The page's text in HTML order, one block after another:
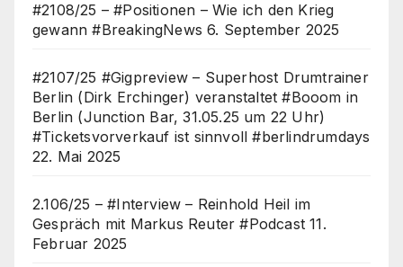
#2108/25 – #Positionen – Wie ich den Krieg
gewann #BreakingNews 6. September 2025
#2107/25 #Gigpreview – Superhost Drumtrainer
Berlin (Dirk Erchinger) veranstaltet #Booom in
Berlin (Junction Bar, 31.05.25 um 22 Uhr)
#Ticketsvorverkauf ist sinnvoll #berlindrumdays
22. Mai 2025
2.106/25 – #Interview – Reinhold Heil im
Gespräch mit Markus Reuter #Podcast 11.
Februar 2025